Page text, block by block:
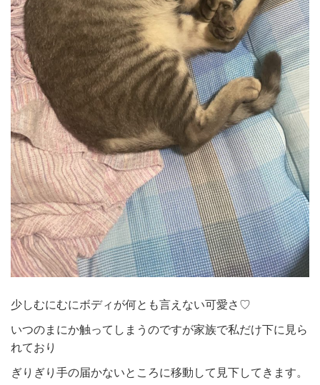
少しむにむにボディが何とも言えない可愛さ♡
いつのまにか触ってしまうのですが家族で私だけ下に見ら
れており
ぎりぎり手の届かないところに移動して見下してきます。